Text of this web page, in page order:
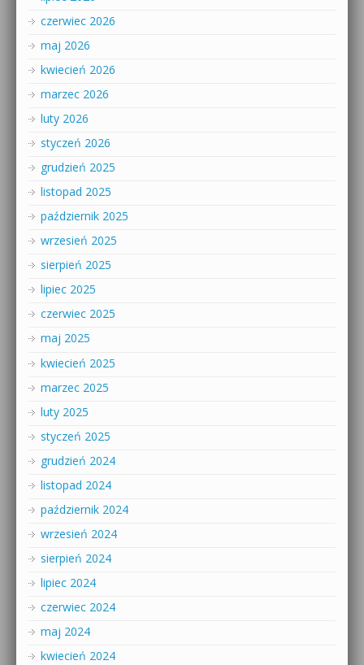
czerwiec 2026
maj 2026
kwiecień 2026
marzec 2026
luty 2026
styczeń 2026
grudzień 2025
listopad 2025
październik 2025
wrzesień 2025
sierpień 2025
lipiec 2025
czerwiec 2025
maj 2025
kwiecień 2025
marzec 2025
luty 2025
styczeń 2025
grudzień 2024
listopad 2024
październik 2024
wrzesień 2024
sierpień 2024
lipiec 2024
czerwiec 2024
maj 2024
kwiecień 2024